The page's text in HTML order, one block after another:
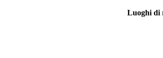
Luoghi di